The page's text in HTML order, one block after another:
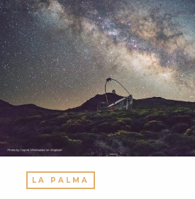
LA PALMA